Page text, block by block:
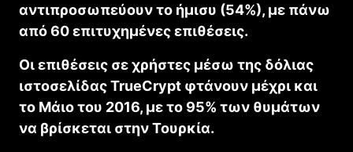
αντιπροσωπεύουν το ήμισυ (54%), με πάνω
από 60 επιτυχημένες επιθέσεις.
Οι επιθέσεις σε χρήστες μέσω της δόλιας
ιστοσελίδας TrueCrypt φτάνουν μέχρι και
το Μάιο του 2016, με το 95% των θυμάτων
να βρίσκεται στην Τουρκία.